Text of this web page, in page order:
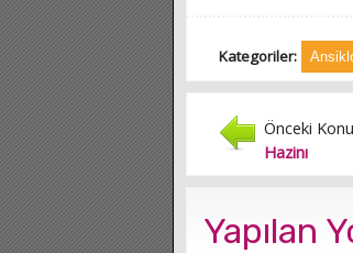
Kategoriler:
Önceki
Hazinı
Yapılan